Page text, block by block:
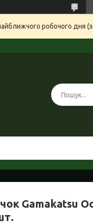
робочого дня
Gamakatsu